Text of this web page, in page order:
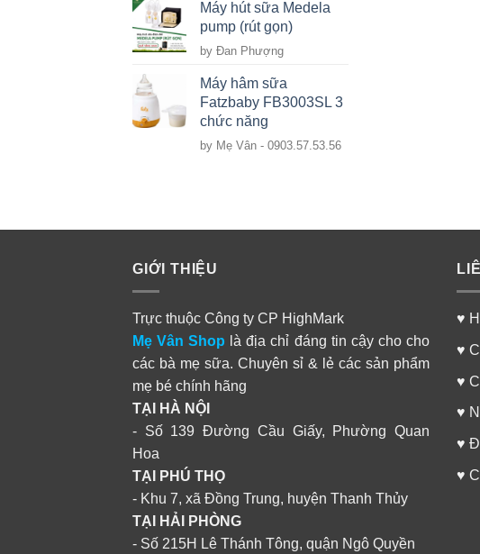
Máy hút sữa Medela
pump (rút gọn)
by Đan Phượng
Máy hâm sữa
Fatzbaby FB3003SL 3
chức năng
by Mẹ Vân - 0903.57.53.56
GIỚI THIỆU
Trực thuộc Công ty CP HighMark
Mẹ Vân Shop là địa chỉ đáng tin cậy cho cho
các bà mẹ sữa. Chuyên sỉ & lẻ các sản phẩm
mẹ bé chính hãng
TẠI HÀ NỘI
- Số 139 Đường Cầu Giấy, Phường Quan
Hoa
TẠI PHÚ THỌ
- Khu 7, xã Đồng Trung, huyện Thanh Thủy
TẠI HẢI PHÒNG
- Số 215H Lê Thánh Tông, quận Ngô Quyền
♥
♥
♥
♥
♥
♥